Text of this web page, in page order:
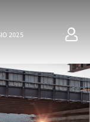
2025